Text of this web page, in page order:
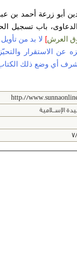
باب تسجيل الحاكم
العرش] لا بد من
عن الاستقرار
أي وضع ذلك
http://
الإســلامية
7/